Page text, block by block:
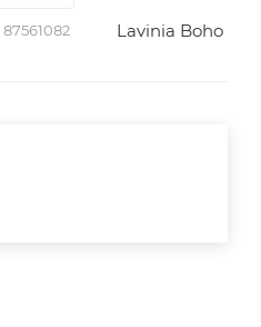
87561082 Lavinia Boho